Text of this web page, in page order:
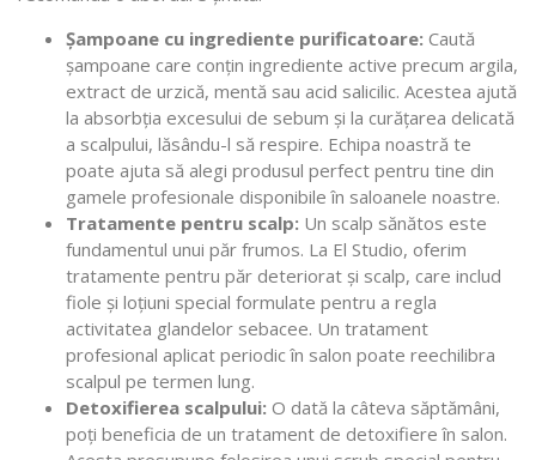
Șampoane cu ingrediente purificatoare: Caută
șampoane care conțin ingrediente active precum argila,
extract de urzică, mentă sau acid salicilic. Acestea ajută
la absorbția excesului de sebum și la curățarea delicată
a scalpului, lăsându-l să respire. Echipa noastră te
poate ajuta să alegi produsul perfect pentru tine din
gamele profesionale disponibile în saloanele noastre.
Tratamente pentru scalp: Un scalp sănătos este
fundamentul unui păr frumos. La El Studio, oferim
tratamente pentru păr deteriorat și scalp, care includ
fiole și loțiuni special formulate pentru a regla
activitatea glandelor sebacee. Un tratament
profesional aplicat periodic în salon poate reechilibra
scalpul pe termen lung.
Detoxifierea scalpului: O dată la câteva săptămâni,
poți beneficia de un tratament de detoxifiere în salon.